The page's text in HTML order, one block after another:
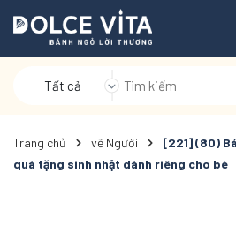
Tất cả
Trang chủ vẽ Người
[221] (80)
quà tặng sinh nhật dành riêng cho bé